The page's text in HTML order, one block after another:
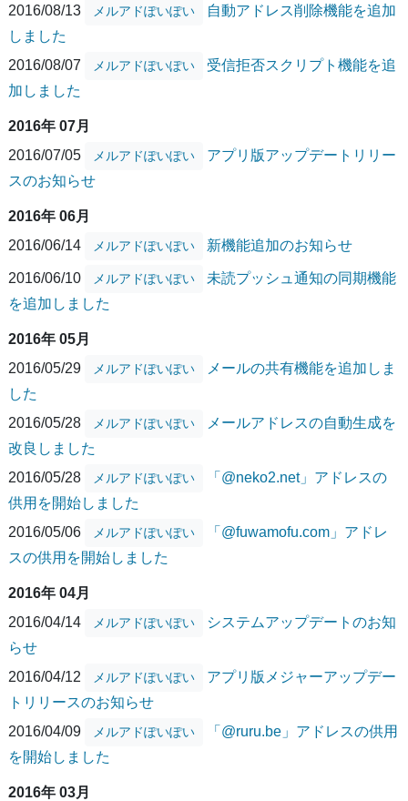
2016/08/13
メルアドぽいぽい
自動アドレス削除機能を追加
しました
2016/08/07
メルアドぽいぽい
受信拒否スクリプト機能を追
加しました
2016年 07月
2016/07/05
メルアドぽいぽい
アプリ版アップデートリリー
スのお知らせ
2016年 06月
2016/06/14
メルアドぽいぽい 新機能追加のお知らせ
2016/06/10 メルアドぽいぽい
未読プッシュ通知の同期機能
を追加しました
2016年 05月
2016/05/29
メルアドぽいぽい
メールの共有機能を追加しま
した
2016/05/28
メルアドぽいぽい
メールアドレスの自動生成を
改良しました
2016/05/28
メルアドぽいぽい
「@neko2.net」アドレスの
供用を開始しました
2016/05/06
メルアドぽいぽい
「@fuwamofu.com」アドレ
スの供用を開始しました
2016年 04月
2016/04/14
メルアドぽいぽい
システムアップデートのお知
らせ
2016/04/12
メルアドぽいぽい
アプリ版メジャーアップデー
トリリースのお知らせ
2016/04/09
メルアドぽいぽい
「@ruru.be」アドレスの供用
を開始しました
2016年 03月